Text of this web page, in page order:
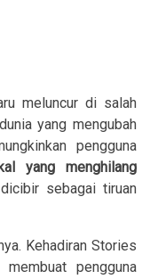
meluncur di salah
yang mengubah
pengguna
yang menghilang
sebagai tiruan
Kehadiran Stories
pengguna